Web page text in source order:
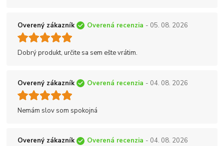
Overený zákazník Overená recenzia - 05. 08. 2026
Dobrý produkt, určite sa sem ešte vrátim.
Overený zákazník Overená recenzia - 04. 08. 2026
Nemám slov som spokojná
Overený zákazník Overená recenzia - 04. 08. 2026